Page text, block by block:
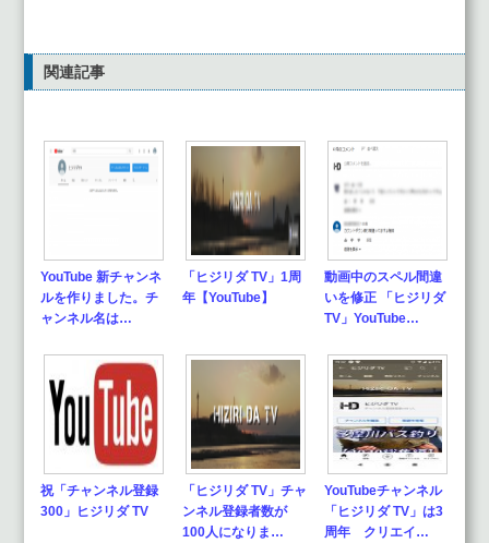
関連記事
YouTube 新チャンネ
ルを作りました。チ
ャンネル名は…
「ヒジリダ TV」1周
年【YouTube】
動画中のスペル間違
いを修正 「ヒジリダ
TV」YouTube…
祝「チャンネル登録
300」ヒジリダ TV
「ヒジリダ TV」チャ
ンネル登録者数が
100人になりま…
YouTubeチャンネル
「ヒジリダ TV」は3
周年 クリエイ…